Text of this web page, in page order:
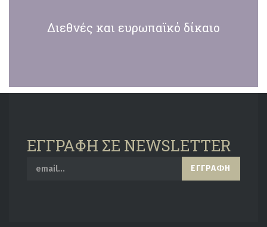
Διεθνές και ευρωπαϊκό δίκαιο
ΕΓΓΡΑΦΗ ΣΕ NEWSLETTER
ΕΓΓΡΑΦΉ